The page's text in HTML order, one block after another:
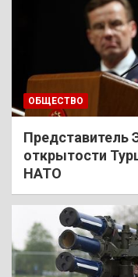
ОБЩЕСТВО
Представитель
открытости
НАТО